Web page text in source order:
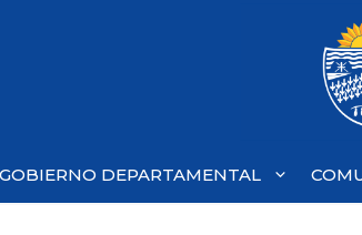
GOBIERNO DEPARTAMENTAL